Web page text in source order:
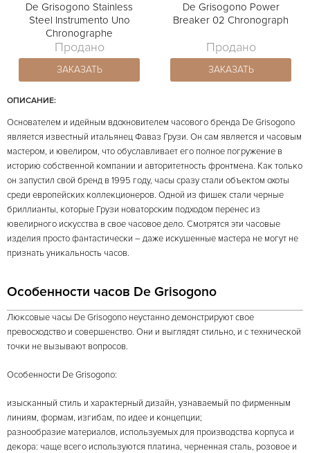
De Grisogono Stainless
Steel Instrumento Uno
Chronographe
Продано
ЗАКАЗАТЬ
De Grisogono Power
Breaker 02 Chronograph
Продано
ЗАКАЗАТЬ
ОПИСАНИЕ:
Основателем и идейным вдохновителем часового бренда De Grisogono
является известный итальянец Фаваз Грузи. Он сам является и часовым
мастером, и ювелиром, что обуславливает его полное погружение в
историю собственной компании и авторитетность фронтмена. Как только
он запустил свой бренд в 1995 году, часы сразу стали объектом охоты
среди европейских коллекционеров. Одной из фишек стали черные
бриллианты, которые Грузи новаторским подходом перенес из
ювелирного искусства в свое часовое дело. Смотрятся эти часовые
изделия просто фантастически – даже искушенные мастера не могут не
признать уникальность часов.
Особенности часов De Grisogono
Люксовые часы De Grisogono неустанно демонстрируют свое
превосходство и совершенство. Они и выглядят стильно, и с технической
точки не вызывают вопросов.
Особенности De Grisogono:
изысканный стиль и характерный дизайн, узнаваемый по фирменным
линиям, формам, изгибам, по идее и концепции;
разнообразие материалов, используемых для производства корпуса и
декора: чаще всего используются платина, черненная сталь, розовое и